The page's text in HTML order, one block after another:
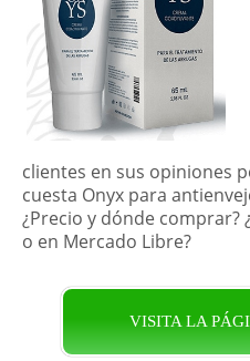
clientes en sus opiniones
cuesta Onyx para
¿Precio y dónde comprar?
o en Mercado Libre?
VISITA LA